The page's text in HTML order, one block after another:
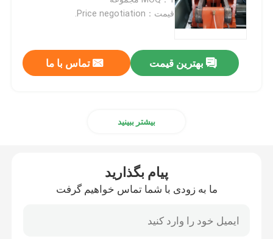
دستگاه قالب گیری دمشی HDPE
ماشین قالب گیری PP ضربه
ماشین قالب گیری دمشی انباشته
دستگاه قالب گیری ضربه ای دو ایستگاه
قیمت：Price negotiation.
بهترین قیمت تماس با ما
بیشتر ببینید
پیام بگذارید
ما به زودی با شما تماس خواهیم گرفت